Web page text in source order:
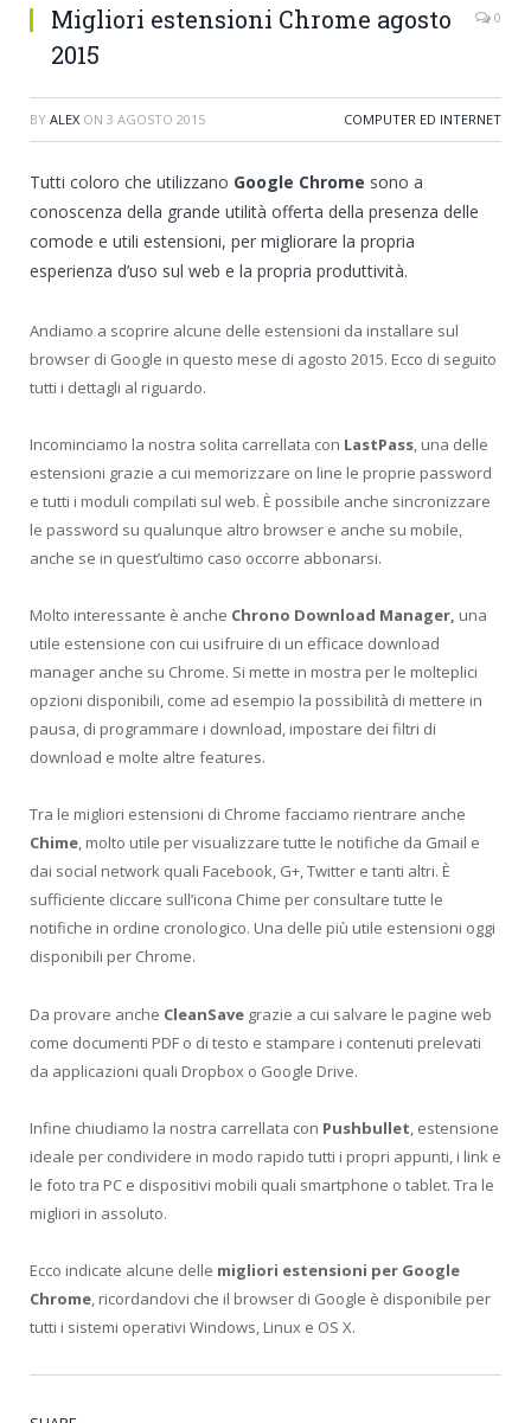
Migliori estensioni Chrome agosto
2015
0
BY ALEX ON 3 AGOSTO 2015 COMPUTER ED INTERNET
Tutti coloro che utilizzano Google Chrome sono a
conoscenza della grande utilità offerta della presenza delle
comode e utili estensioni, per migliorare la propria
esperienza d’uso sul web e la propria produttività.
Andiamo a scoprire alcune delle estensioni da installare sul
browser di Google in questo mese di agosto 2015. Ecco di seguito
tutti i dettagli al riguardo.
Incominciamo la nostra solita carrellata con LastPass, una delle
estensioni grazie a cui memorizzare on line le proprie password
e tutti i moduli compilati sul web. È possibile anche sincronizzare
le password su qualunque altro browser e anche su mobile,
anche se in quest’ultimo caso occorre abbonarsi.
Molto interessante è anche Chrono Download Manager, una
utile estensione con cui usifruire di un efficace download
manager anche su Chrome. Si mette in mostra per le molteplici
opzioni disponibili, come ad esempio la possibilità di mettere in
pausa, di programmare i download, impostare dei filtri di
download e molte altre features.
Tra le migliori estensioni di Chrome facciamo rientrare anche
Chime, molto utile per visualizzare tutte le notifiche da Gmail e
dai social network quali Facebook, G+, Twitter e tanti altri. È
sufficiente cliccare sull’icona Chime per consultare tutte le
notifiche in ordine cronologico. Una delle più utile estensioni oggi
disponibili per Chrome.
Da provare anche CleanSave grazie a cui salvare le pagine web
come documenti PDF o di testo e stampare i contenuti prelevati
da applicazioni quali Dropbox o Google Drive.
Infine chiudiamo la nostra carrellata con Pushbullet, estensione
ideale per condividere in modo rapido tutti i propri appunti, i link e
le foto tra PC e dispositivi mobili quali smartphone o tablet. Tra le
migliori in assoluto.
Ecco indicate alcune delle migliori estensioni per Google
Chrome, ricordandovi che il browser di Google è disponibile per
tutti i sistemi operativi Windows, Linux e OS X.